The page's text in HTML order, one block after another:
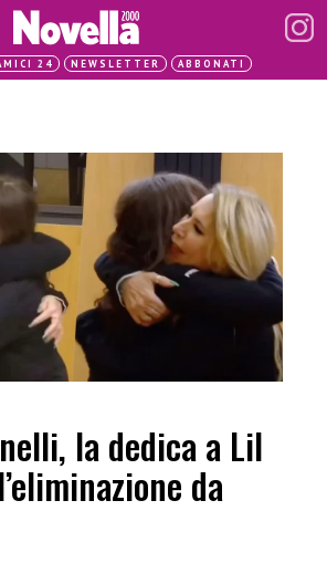
24 NEWSLETTER ABBONATI
la dedica a Lil
da